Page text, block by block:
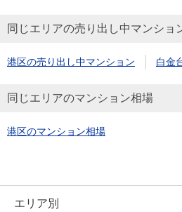
同じエリアの売り出し中マンショ
港区の売り出し中マンション 白金
同じエリアのマンション相場
港区のマンション相場
エリア別